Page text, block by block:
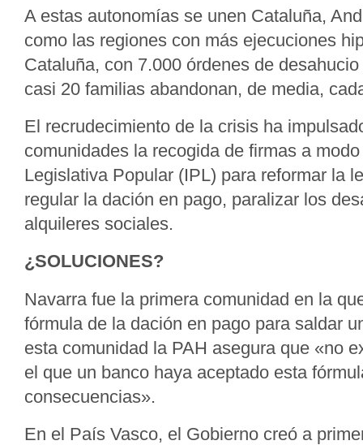
A estas autonomías se unen Cataluña,
como las regiones con más ejecuciones
Cataluña, con 7.000 órdenes de
casi 20 familias abandonan, de media,
El recrudecimiento de la crisis ha
comunidades la recogida de firmas a
Legislativa Popular (IPL) para reformar la
regular la dación en pago, paralizar los
alquileres sociales.
¿SOLUCIONES?
Navarra fue la primera comunidad en la
fórmula de la dación en pago para saldar
esta comunidad la PAH asegura que «no
el que un banco haya aceptado esta
consecuencias».
En el País Vasco, el Gobierno creó a